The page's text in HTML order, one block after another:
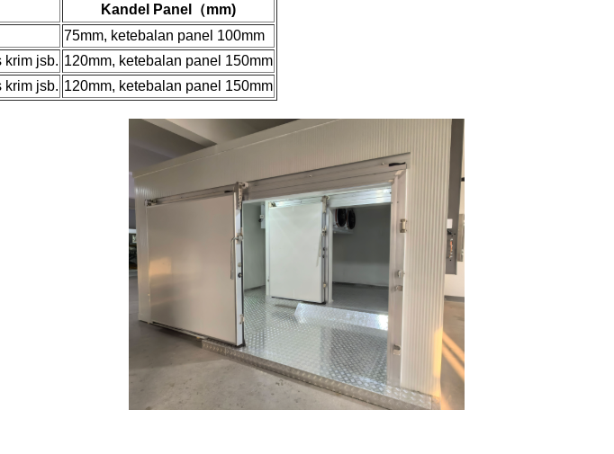
Kandel Panel（mm)
75mm, ketebalan panel 100mm
krim jsb. 120mm, ketebalan panel 150mm
krim jsb. 120mm, ketebalan panel 150mm